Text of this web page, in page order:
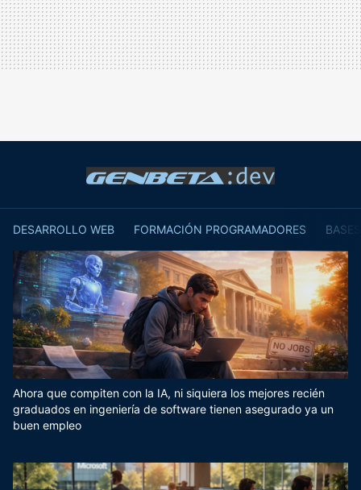
DESARROLLO WEB FORMACIÓN PROGRAMADORES
Ahora que compiten con la IA, ni siquiera los mejores recién
graduados en ingeniería de software tienen asegurado ya un
buen empleo